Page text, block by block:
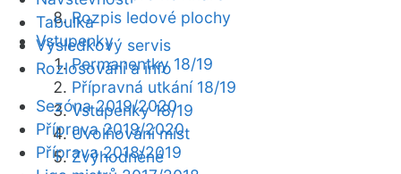
Rozpis ledové plochy
Vstupenky
Permanentky 18/19
Přípravná utkání 18/19
Vstupenky 18/19
Uvolňování míst
Zvýhodněné
Tabulka
Výsledkový servis
Rozlosování a info
Sezóna 2019/2020
Příprava 2019/2020
Příprava 2018/2019